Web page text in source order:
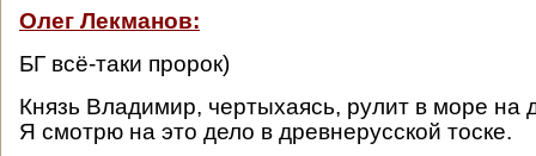
Олег Лекманов:
БГ всё-таки пророк)
Князь Владимир, чертыхаясь, рулит в море на
Я смотрю на это дело в древнерусской тоске.